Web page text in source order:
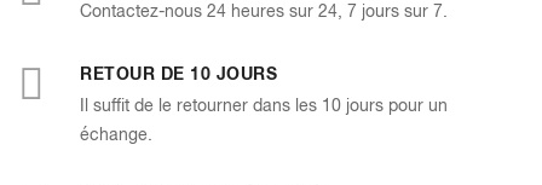
Contactez-nous 24 heures sur 24, 7 jours sur 7.
RETOUR DE 10 JOURS
Il suffit de le retourner dans les 10 jours pour un
échange.